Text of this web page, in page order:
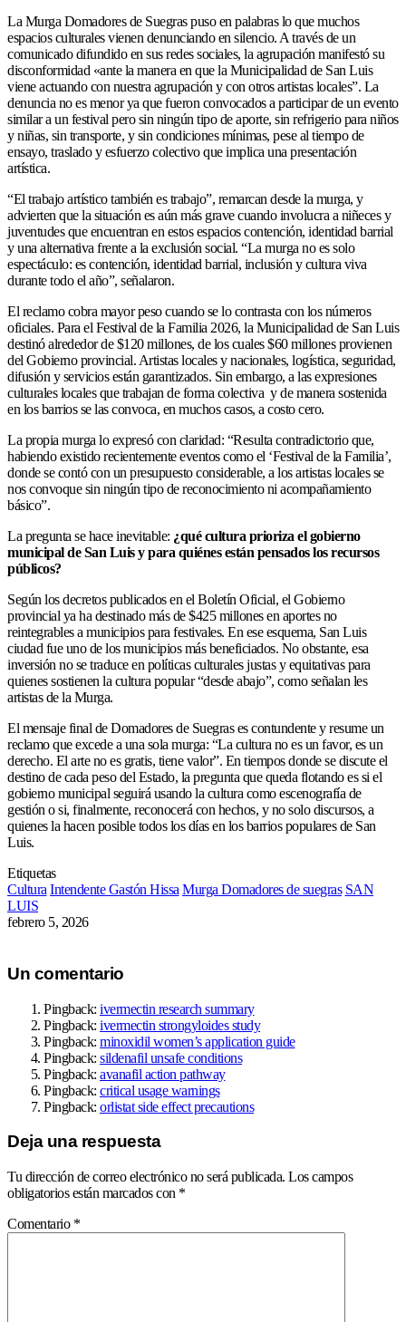
La Murga Domadores de Suegras puso en palabras lo que muchos
espacios culturales vienen denunciando en silencio. A través de un
comunicado difundido en sus redes sociales, la agrupación manifestó su
disconformidad «ante la manera en que la Municipalidad de San Luis
viene actuando con nuestra agrupación y con otros artistas locales”. La
denuncia no es menor ya que fueron convocados a participar de un evento
similar a un festival pero sin ningún tipo de aporte, sin refrigerio para niños
y niñas, sin transporte, y sin condiciones mínimas, pese al tiempo de
ensayo, traslado y esfuerzo colectivo que implica una presentación
artística.
“El trabajo artístico también es trabajo”, remarcan desde la murga, y
advierten que la situación es aún más grave cuando involucra a niñeces y
juventudes que encuentran en estos espacios contención, identidad barrial
y una alternativa frente a la exclusión social. “La murga no es solo
espectáculo: es contención, identidad barrial, inclusión y cultura viva
durante todo el año”, señalaron.
El reclamo cobra mayor peso cuando se lo contrasta con los números
oficiales. Para el Festival de la Familia 2026, la Municipalidad de San Luis
destinó alrededor de $120 millones, de los cuales $60 millones provienen
del Gobierno provincial. Artistas locales y nacionales, logística, seguridad,
difusión y servicios están garantizados. Sin embargo, a las expresiones
culturales locales que trabajan de forma colectiva y de manera sostenida
en los barrios se las convoca, en muchos casos, a costo cero.
La propia murga lo expresó con claridad: “Resulta contradictorio que,
habiendo existido recientemente eventos como el ‘Festival de la Familia’,
donde se contó con un presupuesto considerable, a los artistas locales se
nos convoque sin ningún tipo de reconocimiento ni acompañamiento
básico”.
La pregunta se hace inevitable: ¿qué cultura prioriza el gobierno
municipal de San Luis y para quiénes están pensados los recursos
públicos?
Según los decretos publicados en el Boletín Oficial, el Gobierno
provincial ya ha destinado más de $425 millones en aportes no
reintegrables a municipios para festivales. En ese esquema, San Luis
ciudad fue uno de los municipios más beneficiados. No obstante, esa
inversión no se traduce en políticas culturales justas y equitativas para
quienes sostienen la cultura popular “desde abajo”, como señalan les
artistas de la Murga.
El mensaje final de Domadores de Suegras es contundente y resume un
reclamo que excede a una sola murga: “La cultura no es un favor, es un
derecho. El arte no es gratis, tiene valor”. En tiempos donde se discute el
destino de cada peso del Estado, la pregunta que queda flotando es si el
gobierno municipal seguirá usando la cultura como escenografía de
gestión o si, finalmente, reconocerá con hechos, y no solo discursos, a
quienes la hacen posible todos los días en los barrios populares de San
Luis.
Etiquetas
Cultura Intendente Gastón Hissa Murga Domadores de suegras SAN
LUIS
febrero 5, 2026
Un comentario
Pingback: ivermectin research summary
Pingback: ivermectin strongyloides study
Pingback: minoxidil women’s application guide
Pingback: sildenafil unsafe conditions
Pingback: avanafil action pathway
Pingback: critical usage warnings
Pingback: orlistat side effect precautions
Deja una respuesta
Tu dirección de correo electrónico no será publicada. Los campos
obligatorios están marcados con *
Comentario *